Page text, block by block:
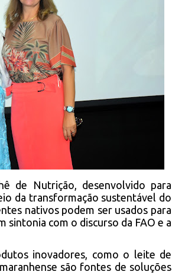
de Nutrição, desenvolvido para
da transformação sustentável do
nativos podem ser usados para
sintonia com o discurso da FAO e a
inovadores, como o leite de
são fontes de soluções